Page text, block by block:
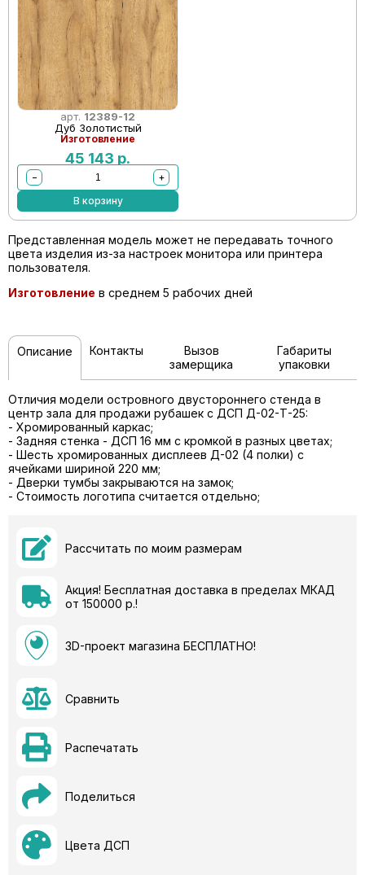
арт. 12389-12
Дуб Золотистый
Изготовление
45 143 р.
−
+
В корзину
Представленная модель может не передавать точного
цвета изделия из-за настроек монитора или принтера
пользователя.
Изготовление в среднем 5 рабочих дней
Описание Контакты
Вызов
замерщика
Габариты
упаковки
Отличия модели островного двустороннего стенда в
центр зала для продажи рубашек с ДСП Д-02-Т-25:
- Хромированный каркас;
- Задняя стенка - ДСП 16 мм с кромкой в разных цветах;
- Шесть хромированных дисплеев Д-02 (4 полки) с
ячейками шириной 220 мм;
- Дверки тумбы закрываются на замок;
- Стоимость логотипа считается отдельно;
Рассчитать по моим размерам
Акция! Бесплатная доставка в пределах МКАД
от 150000 р.!
3D-проект магазина БЕСПЛАТНО!
Сравнить
Распечатать
Поделиться
Цвета ДСП